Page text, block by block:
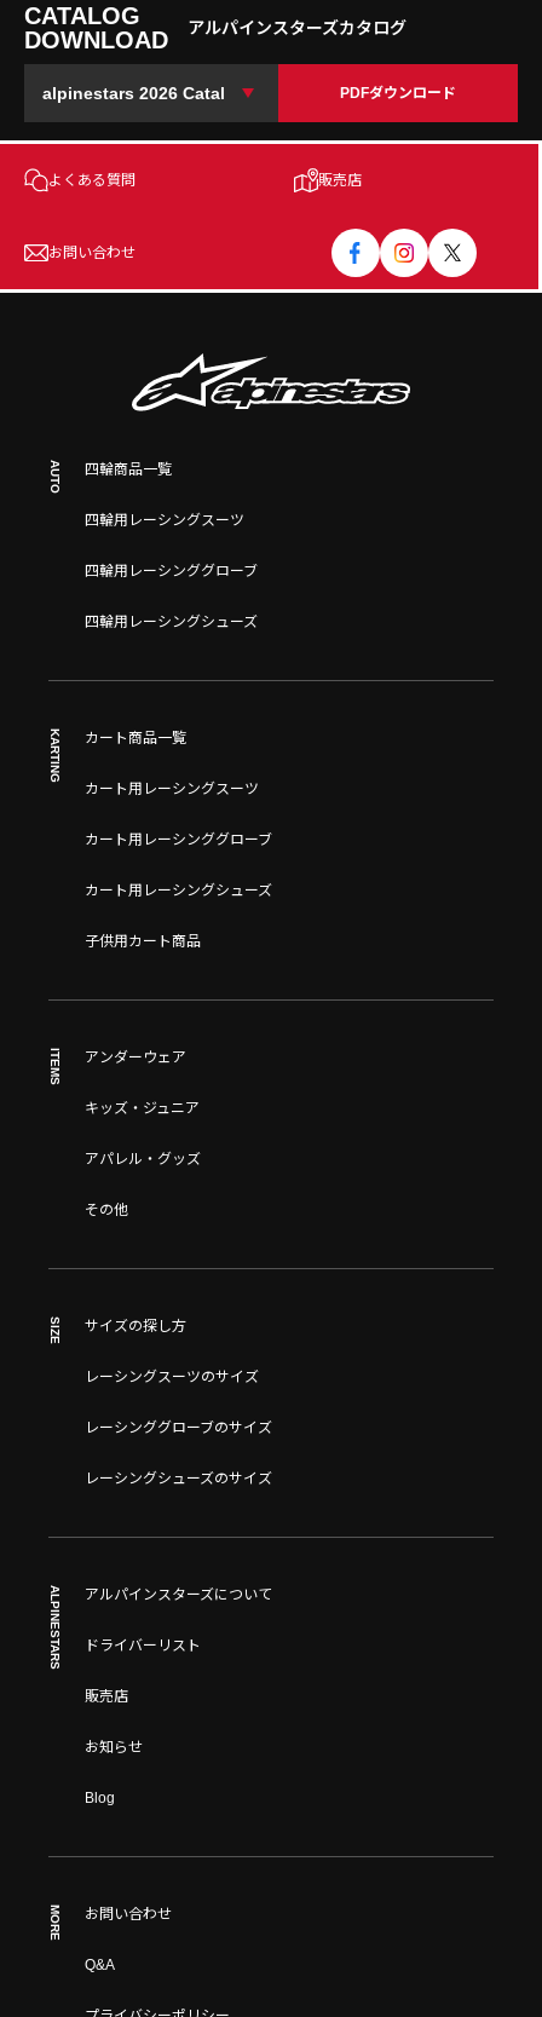
CATALOG
DOWNLOAD
アルパインスターズカタログ
PDFダウンロード
よくある質問 販売店
お問い合わせ
AUTO 四輪商品一覧
四輪用レーシングスーツ
四輪用レーシンググローブ
四輪用レーシングシューズ
KARTING カート商品一覧
カート用レーシングスーツ
カート用レーシンググローブ
カート用レーシングシューズ
子供用カート商品
ITEMS アンダーウェア
キッズ・ジュニア
アパレル・グッズ
その他
SIZE サイズの探し方
レーシングスーツのサイズ
レーシンググローブのサイズ
レーシングシューズのサイズ
ALPINESTARS アルパインスターズについて
ドライバーリスト
販売店
お知らせ
Blog
MORE お問い合わせ
Q&A